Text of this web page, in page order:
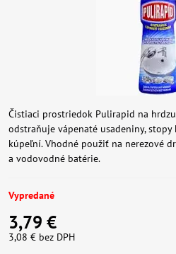
Čistiaci prostriedok Pulirapid na
odstraňuje vápenaté usadeniny,
kúpeľní. Vhodné použiť na nerezové
a vodovodné batérie.
Vypredané
3,79 €
3,08 € bez DPH